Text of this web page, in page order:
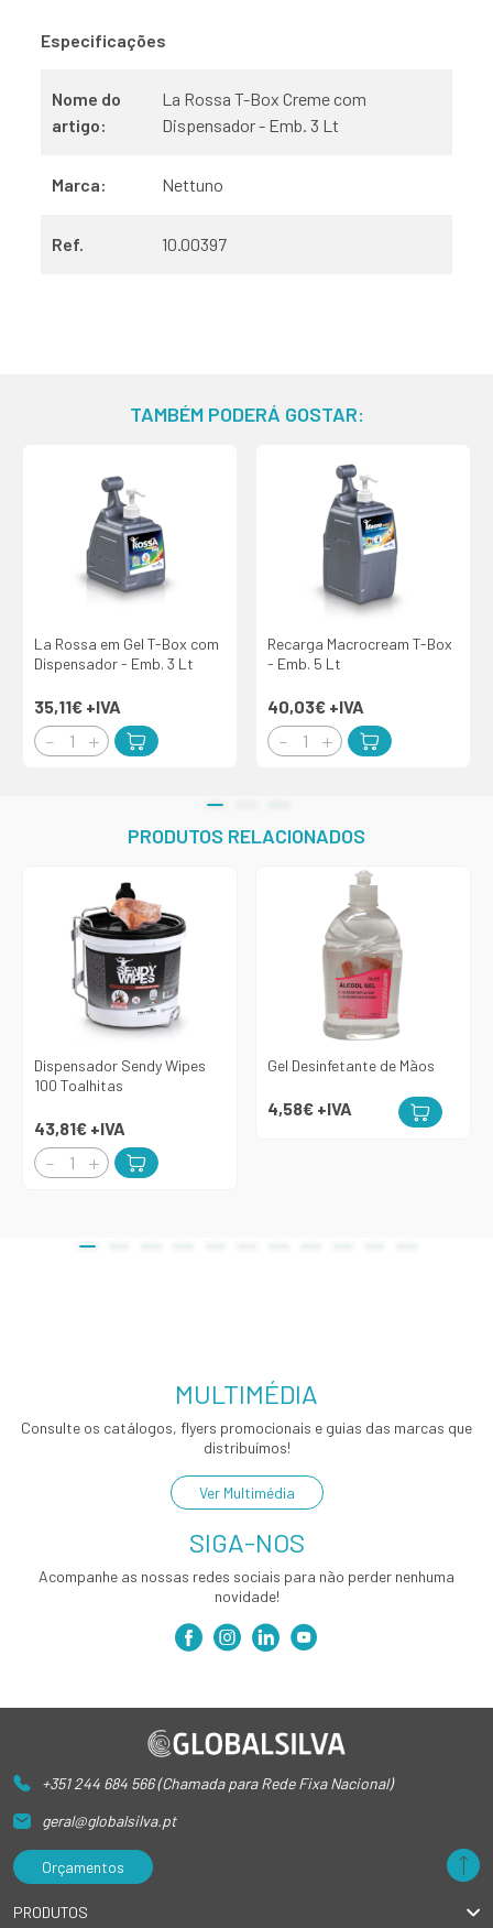
Especificações
Nome do
artigo:
La Rossa T-Box Creme com
Dispensador - Emb. 3 Lt
Marca: Nettuno
Ref. 10.00397
TAMBÉM PODERÁ GOSTAR:
La Rossa em Gel T-Box com
Dispensador - Emb. 3 Lt
35,11€ +IVA
Recarga Macrocream T-Box
- Emb. 5 Lt
40,03€ +IVA
PRODUTOS RELACIONADOS
Dispensador Sendy Wipes
100 Toalhitas
43,81€ +IVA
Gel Desinfetante de Mãos
4,58€ +IVA
MULTIMÉDIA
Consulte os catálogos, flyers promocionais e guias das marcas que
distribuímos!
Ver Multimédia
SIGA-NOS
Acompanhe as nossas redes sociais para não perder nenhuma
novidade!
+351 244 684 566 (Chamada para Rede Fixa Nacional)
geral@globalsilva.pt
Orçamentos
PRODUTOS